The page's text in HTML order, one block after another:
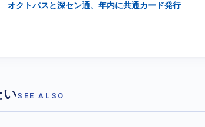
オクトパスと深セン通、年内に共通カード発行
いSEE ALSO